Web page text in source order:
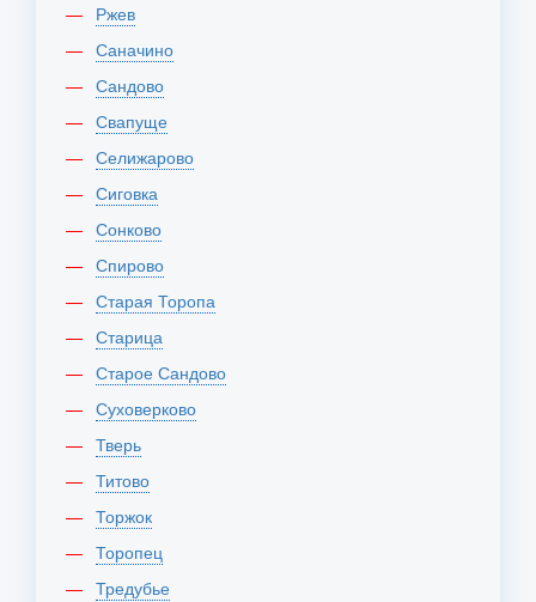
Ржев
Саначино
Сандово
Свапуще
Селижарово
Сиговка
Сонково
Спирово
Старая Торопа
Старица
Старое Сандово
Суховерково
Тверь
Титово
Торжок
Торопец
Тредубье